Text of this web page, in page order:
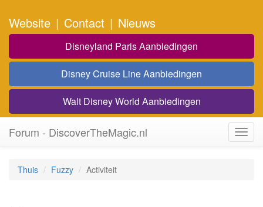
Website | Contact | Nieuws
Disneyland Paris Aanbiedingen
Disney Cruise Line Aanbiedingen
Walt Disney World Aanbiedingen
Forum - DiscoverTheMagic.nl
Thuis Fuzzy Activiteit